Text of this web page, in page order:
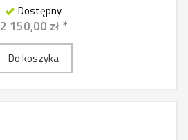
Dostępny
2 150,00 zł *
Do koszyka